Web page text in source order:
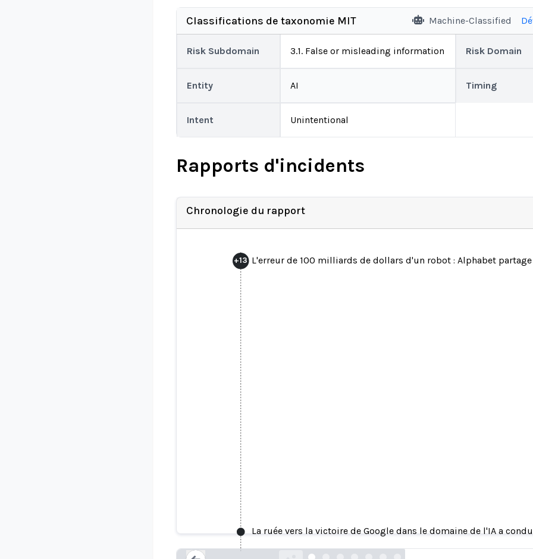
Classifications de taxonomie MIT Machine-Classified
Risk Subdomain 3.1. False or misleading information Risk Domain
Entity AI Timing
Intent Unintentional
Rapports d'incidents
Chronologie du rapport
+13 L'erreur de 100 milliards de dollars d'un robot : Alphabet
La ruée vers la victoire de Google dans le domaine de l'IA a
L'erreur de 100 milliards de dollars d'un robot : Alphabet
réservoir après que son rival ChatGPT ait commis une